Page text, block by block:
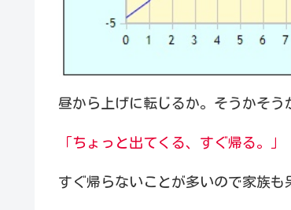
昼から上げに転じるか。そうかそう
「ちょっと出てくる、すぐ帰る。」
すぐ帰らないことが多いので家族も